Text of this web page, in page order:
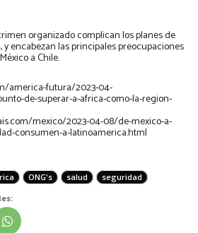
organizado complican los planes de
encabezan las principales preocupaciones
a Chile.
america-futura/2023-04-
de-superar-a-africa-como-la-region-
mexico/2023-04-08/de-mexico-a-
consumen-a-latinoamerica.html
ONG's salud
seguridad